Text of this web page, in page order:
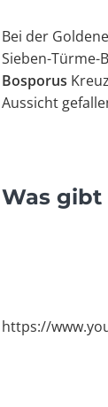
Bei der
Sieben-Türme-
Bosporus
Aussicht
Was gibt
https://